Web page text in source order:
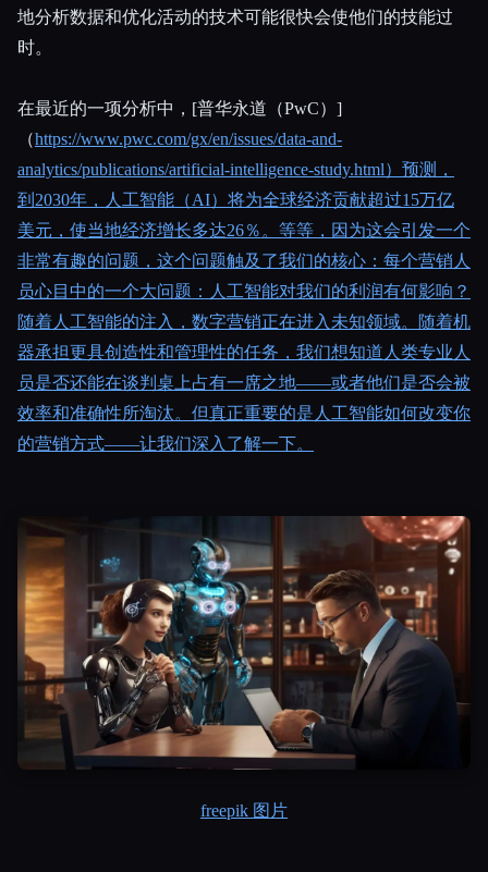
关于
Esc
地分析数据和优化活动的技术可能很快会使他们的技能过
时。
在最近的一项分析中，[普华永道（PwC）]
（https://www.pwc.com/gx/en/issues/data-and-
analytics/publications/artificial-intelligence-study.html）预测，
到2030年，人工智能（AI）将为全球经济贡献超过15万亿
美元，使当地经济增长多达26％。等等，因为这会引发一个
非常有趣的问题，这个问题触及了我们的核心：每个营销人
员心目中的一个大问题：人工智能对我们的利润有何影响？
随着人工智能的注入，数字营销正在进入未知领域。随着机
器承担更具创造性和管理性的任务，我们想知道人类专业人
员是否还能在谈判桌上占有一席之地——或者他们是否会被
效率和准确性所淘汰。但真正重要的是人工智能如何改变你
的营销方式——让我们深入了解一下。
freepik 图片